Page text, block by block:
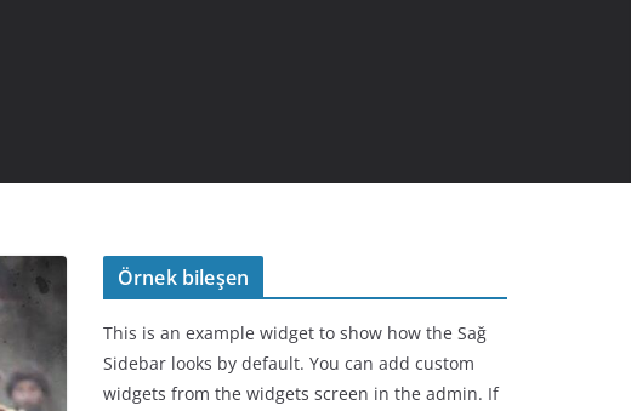
Örnek bileşen
This is an example widget to show how the Sağ
Sidebar looks by default. You can add custom
widgets from the widgets screen in the admin. If